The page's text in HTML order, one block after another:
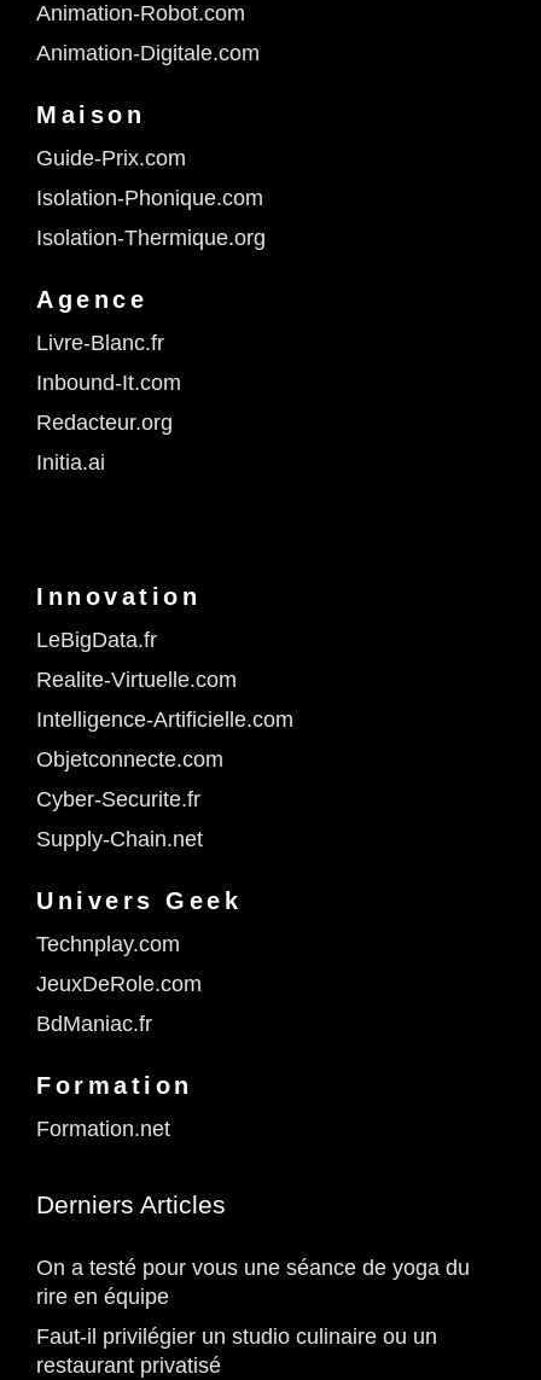
Animation-Robot.com
Animation-Digitale.com
Maison
Guide-Prix.com
Isolation-Phonique.com
Isolation-Thermique.org
Agence
Livre-Blanc.fr
Inbound-It.com
Redacteur.org
Initia.ai
Innovation
LeBigData.fr
Realite-Virtuelle.com
Intelligence-Artificielle.com
Objetconnecte.com
Cyber-Securite.fr
Supply-Chain.net
Univers Geek
Technplay.com
JeuxDeRole.com
BdManiac.fr
Formation
Formation.net
Derniers Articles
On a testé pour vous une séance de yoga du
rire en équipe
Faut-il privilégier un studio culinaire ou un
restaurant privatisé